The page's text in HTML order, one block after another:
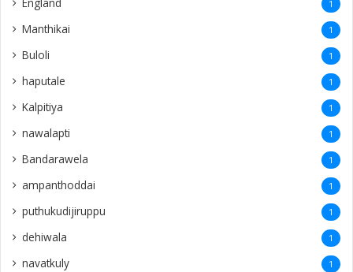
1
Manthikai 1
Buloli 1
haputale 1
Kalpitiya 1
nawalapti 1
Bandarawela 1
ampanthoddai 1
puthukudijiruppu 1
dehiwala 1
navatkuly 1